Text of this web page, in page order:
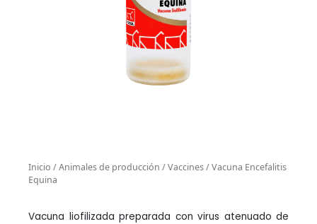
Inicio /Animales de producción /Vaccines/ Vacuna Encefalitis
Equina
Vacuna liofilizada preparada con virus atenuado de